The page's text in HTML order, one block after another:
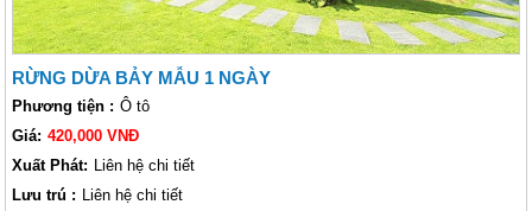
RỪNG DỪA BẢY MẪU 1 NGÀY
Phương tiện : Ô tô
Giá: 420,000 VNĐ
Xuất Phát: Liên hệ chi tiết
Lưu trú : Liên hệ chi tiết